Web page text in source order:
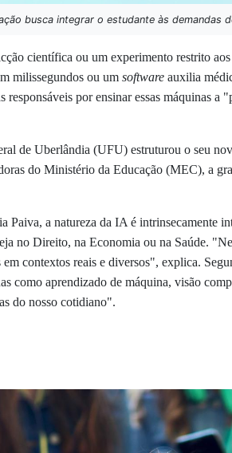
busca integrar o estudante às demandas
científica ou um experimento restrito
milissegundos ou um software auxilia
responsáveis por ensinar essas máquinas
de Uberlândia (UFU) estruturou o seu
do Ministério da Educação (MEC), a
Paiva, a natureza da IA é intrinsecamente
no Direito, na Economia ou na Saúde.
contextos reais e diversos", explica.
como aprendizado de máquina, visão
do nosso cotidiano".